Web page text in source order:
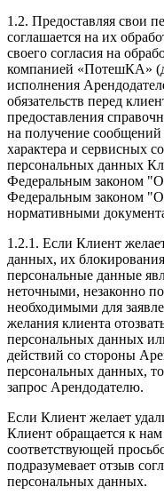
1.2. Предоставляя свои
соглашается на их
своего согласия на
компанией «ПотешКА»
исполнения
обязательств перед
предоставления
на получение
характера и сервисных
персональных данных
Федеральным законом
Федеральным законом
нормативными
1.2.1. Если Клиент
данных, их
персональные данные
неточными, незаконно
необходимыми для
желания клиента
персональных данных
действий со стороны
персональных данных,
запрос Арендодателю.
Если Клиент желает
Клиент обращается к
соответствующей
подразумевает отзыв
персональных данных.